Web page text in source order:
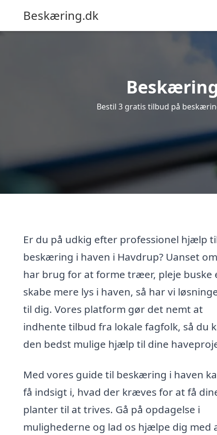
Beskæring.dk
Bestil 3 gratis tilbud på
Er du på udkig efter professionel hjælp
beskæring i haven i Havdrup? Uanset
har brug for at forme træer, pleje buske
skabe mere lys i haven, så har vi
til dig. Vores platform gør det nemt at
indhente tilbud fra lokale fagfolk, så du
den bedst mulige hjælp til dine
Med vores guide til beskæring i haven
få indsigt i, hvad der kræves for at få
planter til at trives. Gå på opdagelse i
mulighederne og lad os hjælpe dig med